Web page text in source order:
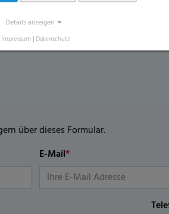
über dieses Formular.
E-Mail*
Details anzeigen
Impressum | Datenschutz